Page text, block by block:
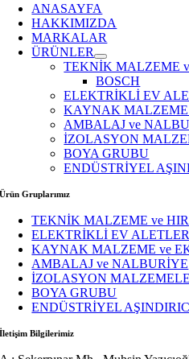
ANASAYFA
HAKKIMIZDA
MARKALAR
ÜRÜNLER
TEKNİK MALZEME
BOSCH
ELEKTRİKLİ EV
KAYNAK
AMBALAJ ve
İZOLASYON
BOYA GRUBU
ENDÜSTRİYEL
Ürün Gruplarımız
TEKNİK MALZEME ve
ELEKTRİKLİ EV
KAYNAK MALZEME ve
AMBALAJ ve NALBURİYE
İZOLASYON
BOYA GRUBU
ENDÜSTRİYEL
İletişim Bilgilerimiz